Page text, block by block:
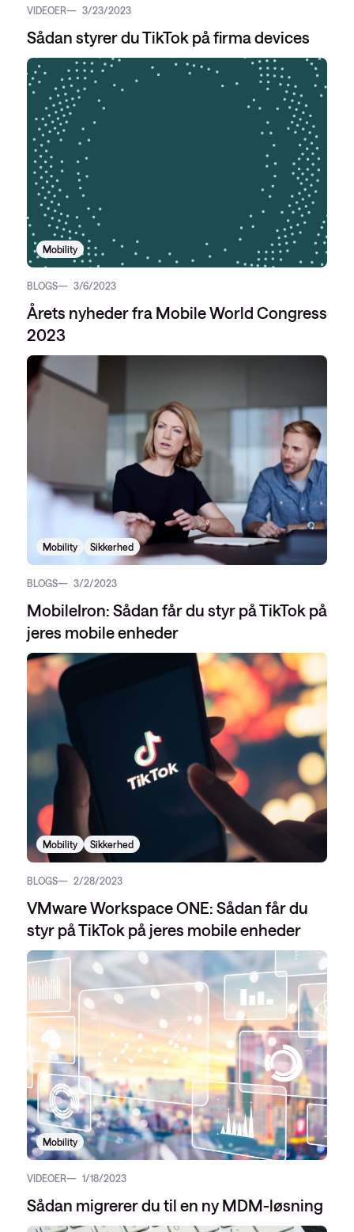
VIDEOER 3/23/2023
Sådan styrer du TikTok på firma devices
Mobility
BLOGS 3/6/2023
Årets nyheder fra Mobile World Congress
2023
Mobility Sikkerhed
BLOGS 3/2/2023
MobileIron: Sådan får du styr på TikTok på
jeres mobile enheder
Mobility Sikkerhed
BLOGS 2/28/2023
VMware Workspace ONE: Sådan får du
styr på TikTok på jeres mobile enheder
Mobility
VIDEOER 1/18/2023
Sådan migrerer du til en ny MDM-løsning